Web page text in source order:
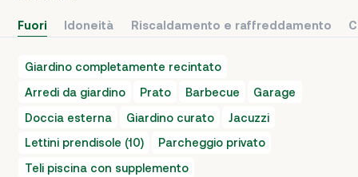
Fuori Idoneità Riscaldamento e raffreddamento
Giardino completamente recintato
Arredi da giardino
Prato Barbecue
Garage
Doccia esterna
Giardino curato
Jacuzzi
Lettini prendisole (10)
Parcheggio privato
Teli piscina con supplemento